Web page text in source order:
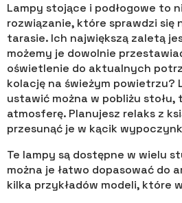
Lampy stojące i podłogowe to
rozwiązanie, które sprawdzi się
tarasie. Ich największą zaletą
możemy je dowolnie
oświetlenie do aktualnych
kolację na świeżym powietrzu?
ustawić można w pobliżu stołu,
atmosferę. Planujesz relaks z
przesunąć je w kącik
Te lampy są dostępne w wielu
można je łatwo dopasować do
kilka przykładów modeli, które